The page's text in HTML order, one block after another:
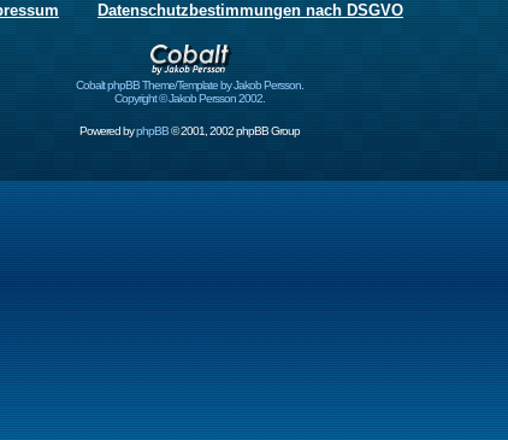
Datenschutzbestimmungen nach DSGVO
Cobalt phpBB Theme/Template by Jakob Persson.
Copyright © Jakob Persson 2002.
Powered byphpBB© 2001, 2002 phpBB Group